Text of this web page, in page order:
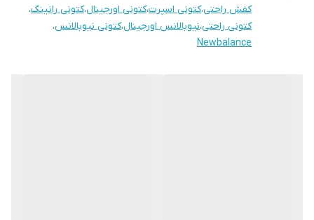
کفش راحتی،کتونی اسپرت،کتونی اورجینال،کتونی رانینگ،
کتونی راحتی،نیوبالانس اورجینال،کتونی نیوبالانس،
Newbalance